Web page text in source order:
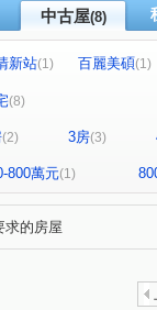
中古屋(8)
新站(1) 百麗美碩(1)
六街
(8)
(2) 3房(3)
800萬元(1)
求的房屋